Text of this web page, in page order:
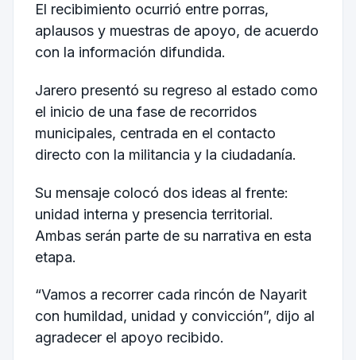
El recibimiento ocurrió entre porras,
aplausos y muestras de apoyo, de acuerdo
con la información difundida.
Jarero presentó su regreso al estado como
el inicio de una fase de recorridos
municipales, centrada en el contacto
directo con la militancia y la ciudadanía.
Su mensaje colocó dos ideas al frente:
unidad interna y presencia territorial.
Ambas serán parte de su narrativa en esta
etapa.
“Vamos a recorrer cada rincón de Nayarit
con humildad, unidad y convicción”, dijo al
agradecer el apoyo recibido.